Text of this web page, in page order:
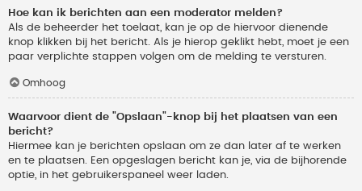
Hoe kan ik berichten aan een moderator melden?
Als de beheerder het toelaat, kan je op de hiervoor dienende
knop klikken bij het bericht. Als je hierop geklikt hebt, moet je een
paar verplichte stappen volgen om de melding te versturen.
Omhoog
Waarvoor dient de "Opslaan"-knop bij het plaatsen van een
bericht?
Hiermee kan je berichten opslaan om ze dan later af te werken
en te plaatsen. Een opgeslagen bericht kan je, via de bijhorende
optie, in het gebruikerspaneel weer laden.